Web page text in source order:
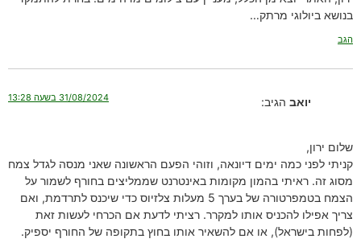
בנושא ביולוגי מרתק…
הגב
יואב הגיב: 31/08/2024 בשעה 13:28
שלום ירון,
קניתי לפני כמה ימים דיונאה, וזוהי הפעם הראשונה שאני מנסה לגדל צמח
מסוג זה. ראיתי בהמון מקומות באינטרנט שממליצים בחורף לשמור על
הצמח בטמפרטורה של בערך 5 מעלות צלזיוס כדי שיכנס לתרדמת, ואם
צריך אפילו להכניס אותו למקרר. רציתי לדעת אם הכרחי לעשות זאת
(לפחות בישראל), או אם להשאיר אותו בחוץ בתקופה של החורף יספיק.